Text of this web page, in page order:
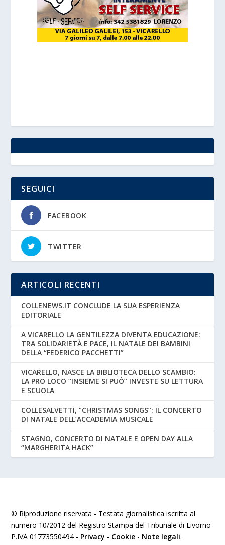
SEGUICI
FACEBOOK
TWITTER
ARTICOLI RECENTI
COLLENEWS.IT CONCLUDE LA SUA ESPERIENZA
EDITORIALE
A VICARELLO LA GENTILEZZA DIVENTA EDUCAZIONE:
TRA SOLIDARIETÀ E PACE, IL NATALE DEI BAMBINI
DELLA “FEDERICO PACCHETTI”
VICARELLO, NASCE LA BIBLIOTECA DELLO SCAMBIO:
LA PRO LOCO “INSIEME SI PUÒ” INVESTE SU LETTURA
E SCUOLA
COLLESALVETTI, “CHRISTMAS SONGS”: IL CONCERTO
DI NATALE DELL’ACCADEMIA MUSICALE
STAGNO, CONCERTO DI NATALE E OPEN DAY ALLA
“MARGHERITA HACK”
© Riproduzione riservata - Testata giornalistica iscritta al
numero 10/2012 del Registro Stampa del Tribunale di Livorno
P.IVA 01773550494 - Privacy - Cookie - Note legali.